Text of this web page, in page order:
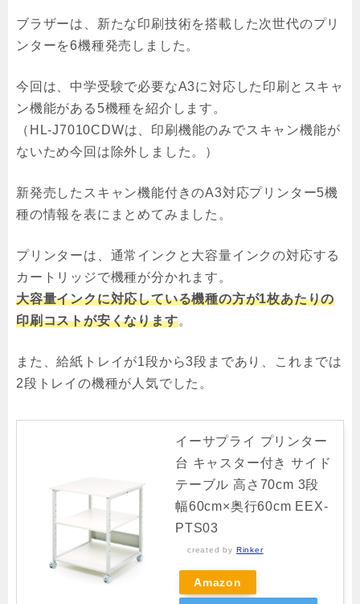
ブラザーは、新たな印刷技術を搭載した次世代のプリ
ンターを6機種発売しました。
今回は、中学受験で必要なA3に対応した印刷とスキャ
ン機能がある5機種を紹介します。
（HL-J7010CDWは、印刷機能のみでスキャン機能が
ないため今回は除外しました。）
新発売したスキャン機能付きのA3対応プリンター5機
種の情報を表にまとめてみました。
プリンターは、通常インクと大容量インクの対応する
カートリッジで機種が分かれます。
大容量インクに対応している機種の方が1枚あたりの
印刷コストが安くなります。
また、給紙トレイが1段から3段まであり、これまでは
2段トレイの機種が人気でした。
イーサプライ プリンター
台 キャスター付き サイド
テーブル 高さ70cm 3段
幅60cm×奥行60cm EEX-
PTS03
created by Rinker
Amazon